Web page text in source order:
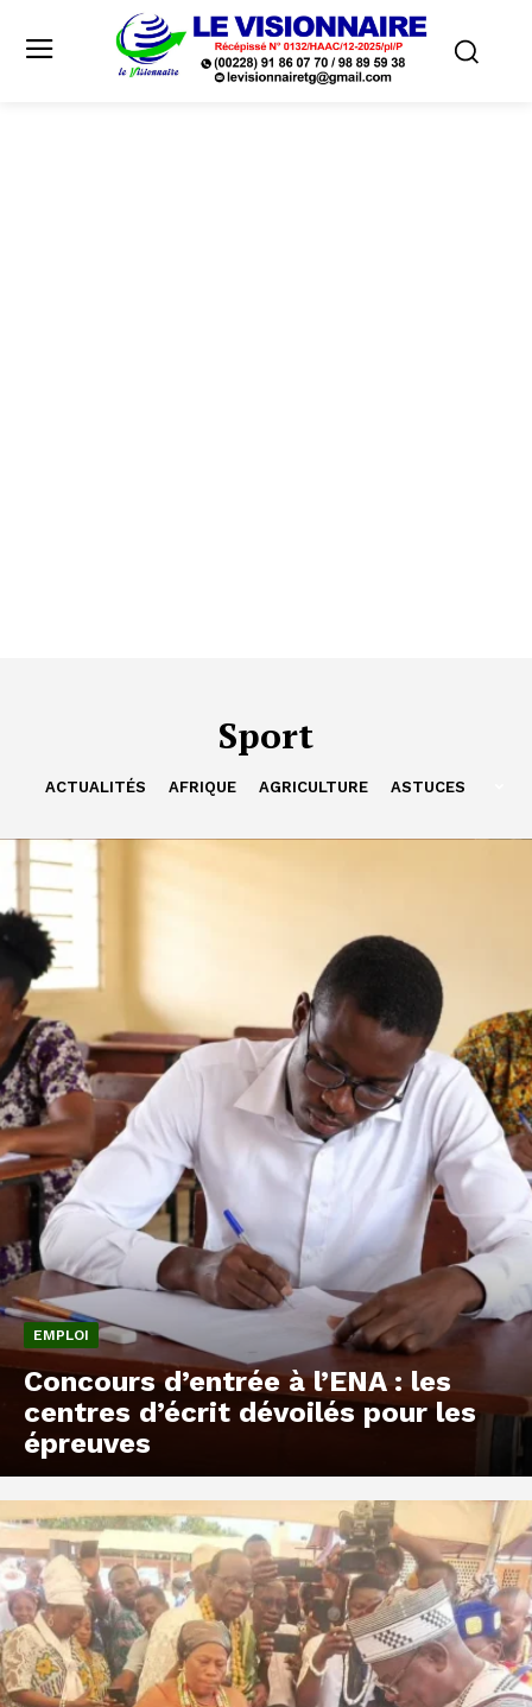
Sport
ACTUALITÉS AFRIQUE AGRICULTURE ASTUCES
EMPLOI
Concours d’entrée à l’ENA : les
centres d’écrit dévoilés pour les
épreuves